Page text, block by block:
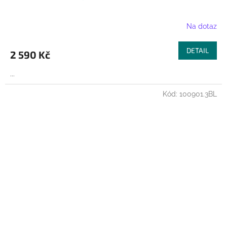
R
M
A
Na dotaz
2 590 Kč DETAIL
...
Kód: 100901.3BL